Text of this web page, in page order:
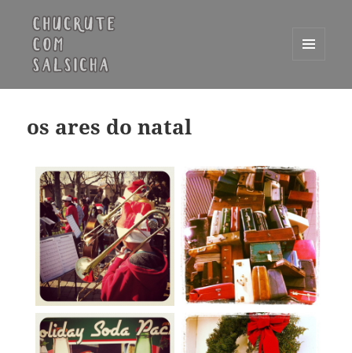
WIDGETS
os ares do natal